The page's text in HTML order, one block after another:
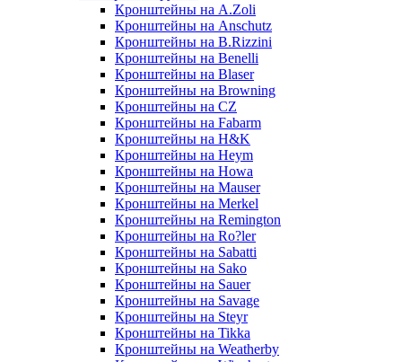
Кронштейны на A.Zoli
Кронштейны на Anschutz
Кронштейны на B.Rizzini
Кронштейны на Benelli
Кронштейны на Blaser
Кронштейны на Browning
Кронштейны на CZ
Кронштейны на Fabarm
Кронштейны на H&K
Кронштейны на Heym
Кронштейны на Howa
Кронштейны на Mauser
Кронштейны на Merkel
Кронштейны на Remington
Кронштейны на Ro?ler
Кронштейны на Sabatti
Кронштейны на Sako
Кронштейны на Sauer
Кронштейны на Savage
Кронштейны на Steyr
Кронштейны на Tikka
Кронштейны на Weatherby